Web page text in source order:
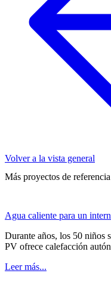
Volver a la vista general
Más proyectos de referencia
Agua caliente para un
Durante años, los 50 niños
PV ofrece calefacción
Leer más...